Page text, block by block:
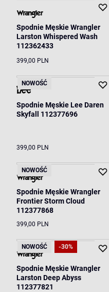
Spodnie Męskie Wrangler
Larston Whispered Wash
112362433
399,00 PLN
NOWOŚĆ
Spodnie Męskie Lee Daren
Skyfall 112377696
399,00 PLN
NOWOŚĆ
Spodnie Męskie Wrangler
Frontier Storm Cloud
112377868
399,00 PLN
NOWOŚĆ -30%
Spodnie Męskie Wrangler
Larston Deep Abyss
112377821